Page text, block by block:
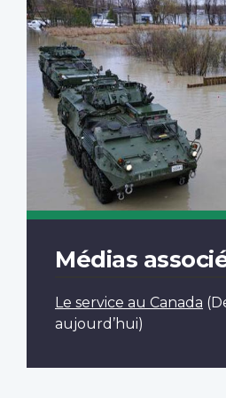
Médias
Le service au Canada
aujourd’hui)